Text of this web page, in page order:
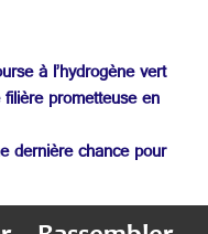
à l’hydrogène vert
prometteuse en
dernière chance pour